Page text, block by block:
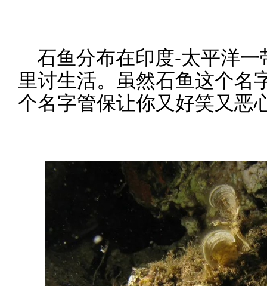
石鱼分布在印度-太平洋
里讨生活。虽然石鱼这个名
个名字管保让你又好笑又恶